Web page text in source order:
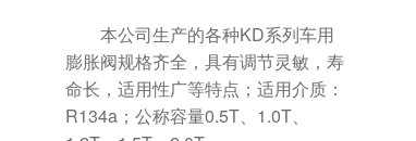
本公司生产的各种KD系列车用
膨胀阀规格齐全，具有调节灵敏，寿
命长，适用性广等特点；适用介质：
R134a；公称容量0.5T、1.0T、